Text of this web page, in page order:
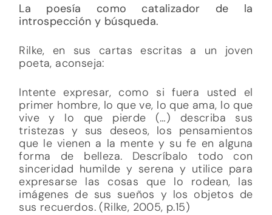
La poesía como catalizador de la
introspección y búsqueda.
Rilke, en sus cartas escritas a un joven
poeta, aconseja:
Intente expresar, como si fuera usted el
primer hombre, lo que ve, lo que ama, lo que
vive y lo que pierde (…) describa sus
tristezas y sus deseos, los pensamientos
que le vienen a la mente y su fe en alguna
forma de belleza. Descríbalo todo con
sinceridad humilde y serena y utilice para
expresarse las cosas que lo rodean, las
imágenes de sus sueños y los objetos de
sus recuerdos. (Rilke, 2005, p.15)